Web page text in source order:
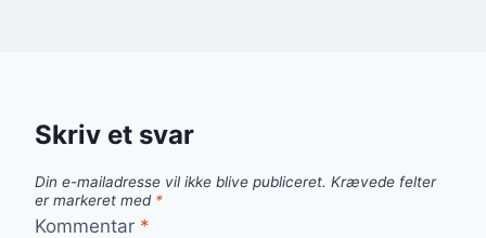
Skriv et svar
Din e-mailadresse vil ikke blive publiceret. Krævede felter
er markeret med *
Kommentar *